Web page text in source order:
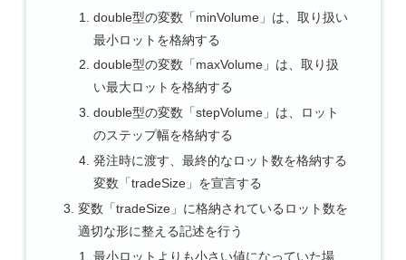
double型の変数「minVolume」は、取り扱い
最小ロットを格納する
double型の変数「maxVolume」は、取り扱
い最大ロットを格納する
double型の変数「stepVolume」は、ロット
のステップ幅を格納する
発注時に渡す、最終的なロット数を格納する
変数「tradeSize」を宣言する
変数「tradeSize」に格納されているロット数を
適切な形に整える記述を行う
最小ロットよりも小さい値になっていた場